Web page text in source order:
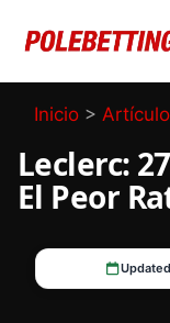
Inicio >
Leclerc:
El Peor